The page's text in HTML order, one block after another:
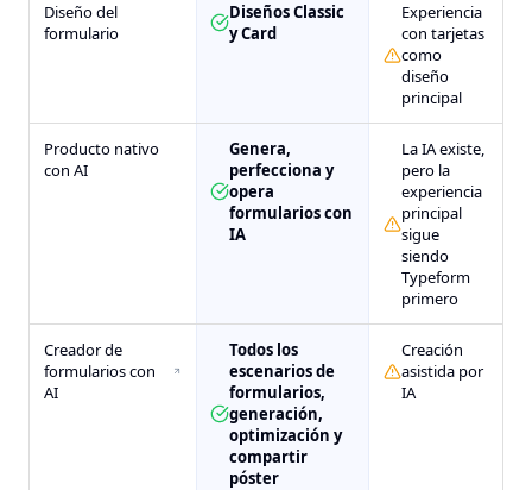
Diseño del
formulario
Diseños Classic
y Card
Experiencia
con tarjetas
como
diseño
principal
Producto nativo
con AI
Genera,
perfecciona y
opera
formularios con
IA
La IA existe,
pero la
experiencia
principal
sigue
siendo
Typeform
primero
Creador de
formularios con
AI
Todos los
escenarios de
formularios,
generación,
optimización y
compartir
póster
Creación
asistida por
IA